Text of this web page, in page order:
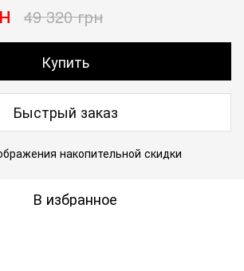
49 320 грн
Купить
Быстрый заказ
накопительной скидки
В избранное